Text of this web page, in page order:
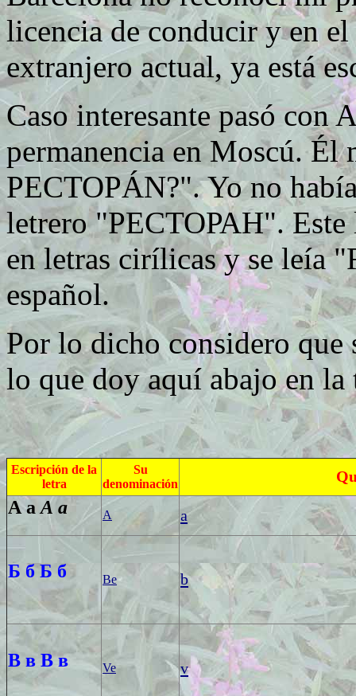
licencia de conducir y en el
extranjero actual, ya está
Caso interesante pasó con
permanencia en Moscú. Él
PECTOPÁN?". Yo no
letrero"РЕСТОРАН".
en letras cirílicas y se leía
español.
Por lo dicho considero que
lo que doy aquí abajo en la
Escripción de la
letra
Su
denominación
А а А а A a
Б б Б б Be b
В в В в Ve v